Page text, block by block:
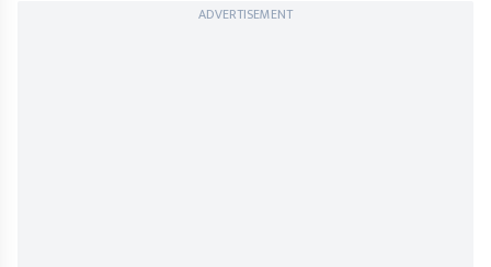
ADVERTISEMENT